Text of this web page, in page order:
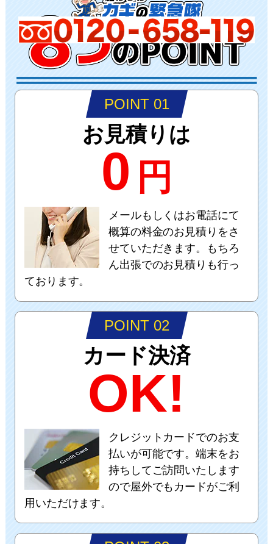
POINT 01
お見積りは
0 円
メールもしくはお電話にて
概算の料金のお見積りをさ
せていただきます。もちろ
ん出張でのお見積りも行っ
ております。
POINT 02
カード決済
OK!
クレジットカードでのお支
払いが可能です。端末をお
持ちしてご訪問いたします
ので屋外でもカードがご利
用いただけます。